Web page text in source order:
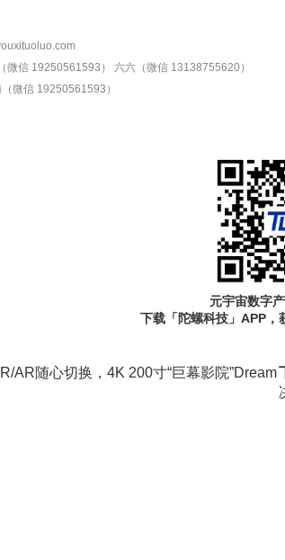
微信 19250561593）
六六（微信 13138755620）
微信 19250561593）
元宇宙数字
下载「陀螺科技」APP，
AR随心切换，4K 200寸“巨幕影院”Dream